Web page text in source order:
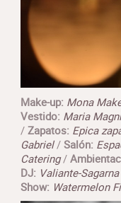
Make-up: Mona
Vestido: Maria
/Zapatos: Epica
Gabriel /Salón:
Catering/
DJ: Valiante-Sagarna
Show: Watermelon